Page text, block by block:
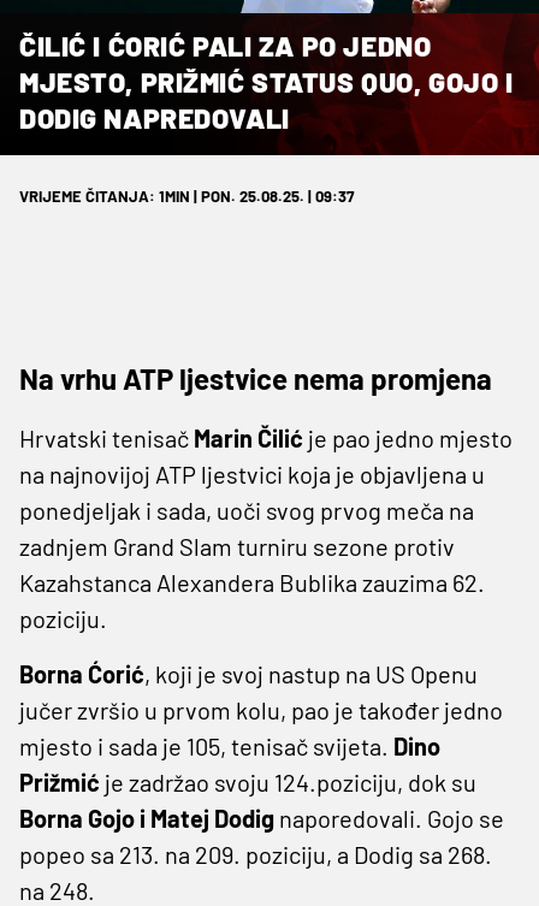
ČILIĆ I ĆORIĆ PALI ZA PO JEDNO
MJESTO, PRIŽMIĆ STATUS QUO, GOJO I
DODIG NAPREDOVALI
VRIJEME ČITANJA: 1MIN | PON. 25.08.25. | 09:37
Na vrhu ATP ljestvice nema promjena
Hrvatski tenisač Marin Čilić je pao jedno mjesto
na najnovijoj ATP ljestvici koja je objavljena u
ponedjeljak i sada, uoči svog prvog meča na
zadnjem Grand Slam turniru sezone protiv
Kazahstanca Alexandera Bublika zauzima 62.
poziciju.
Borna Ćorić, koji je svoj nastup na US Openu
jučer zvršio u prvom kolu, pao je također jedno
mjesto i sada je 105, tenisač svijeta. Dino
Prižmić je zadržao svoju 124.poziciju, dok su
Borna Gojo i Matej Dodig naporedovali. Gojo se
popeo sa 213. na 209. poziciju, a Dodig sa 268.
na 248.